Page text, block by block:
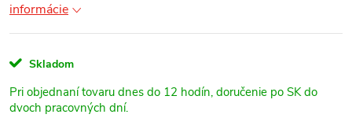
informácie
Skladom
Pri objednaní tovaru dnes do 12 hodín, doručenie po SK do
dvoch pracovných dní.